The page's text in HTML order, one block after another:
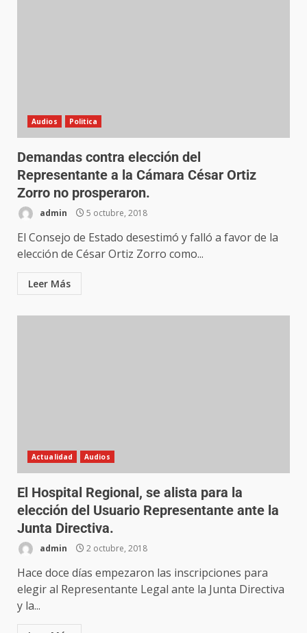
Audios Politica
Demandas contra elección del
Representante a la Cámara César Ortiz
Zorro no prosperaron.
admin 5 octubre, 2018
El Consejo de Estado desestimó y falló a favor de la
elección de César Ortiz Zorro como...
Leer Más
Actualidad Audios
El Hospital Regional, se alista para la
elección del Usuario Representante ante la
Junta Directiva.
admin 2 octubre, 2018
Hace doce días empezaron las inscripciones para
elegir al Representante Legal ante la Junta Directiva
y la...